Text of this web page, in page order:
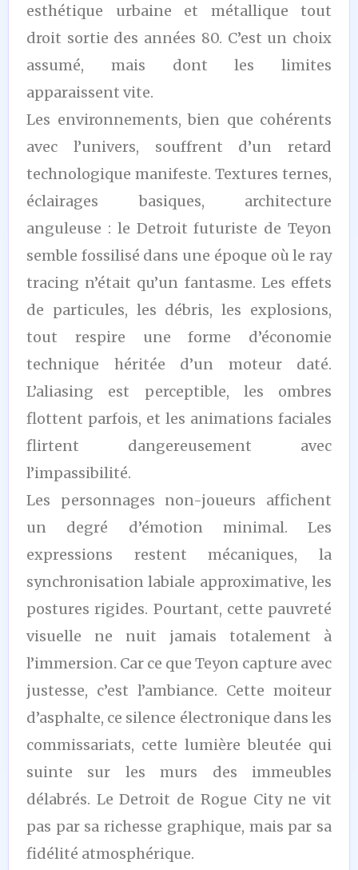
esthétique urbaine et métallique tout
droit sortie des années 80. C’est un choix
assumé, mais dont les limites
apparaissent vite.
Les environnements, bien que cohérents
avec l’univers, souffrent d’un retard
technologique manifeste. Textures ternes,
éclairages basiques, architecture
anguleuse : le Detroit futuriste de Teyon
semble fossilisé dans une époque où le ray
tracing n’était qu’un fantasme. Les effets
de particules, les débris, les explosions,
tout respire une forme d’économie
technique héritée d’un moteur daté.
L’aliasing est perceptible, les ombres
flottent parfois, et les animations faciales
flirtent dangereusement avec
l’impassibilité.
Les personnages non-joueurs affichent
un degré d’émotion minimal. Les
expressions restent mécaniques, la
synchronisation labiale approximative, les
postures rigides. Pourtant, cette pauvreté
visuelle ne nuit jamais totalement à
l’immersion. Car ce que Teyon capture avec
justesse, c’est l’ambiance. Cette moiteur
d’asphalte, ce silence électronique dans les
commissariats, cette lumière bleutée qui
suinte sur les murs des immeubles
délabrés. Le Detroit de Rogue City ne vit
pas par sa richesse graphique, mais par sa
fidélité atmosphérique.